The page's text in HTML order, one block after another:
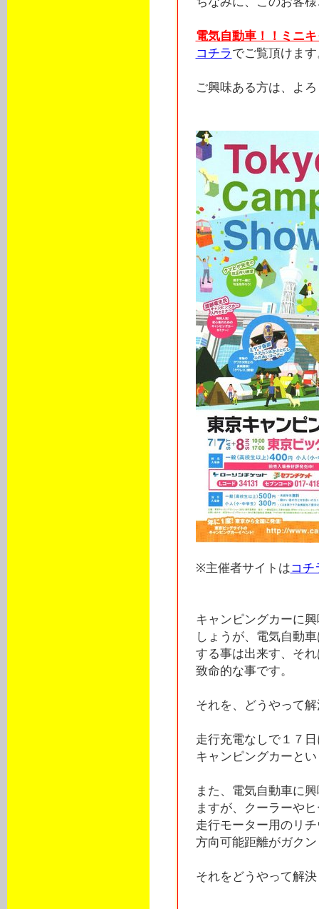
電気自動車！！ミニ
コチラ でご覧頂けます
ご興味ある方は、よ
※主催者サイトはコチ
キャンピングカーに
しょうが、電気自動
する事は出来す、そ
致命的な事です。
それを、どうやって
走行充電なしで１７
キャンピングカーと
また、電気自動車に
ますが、クーラーや
走行モーター用のリ
方向可能距離がガク
それをどうやって解